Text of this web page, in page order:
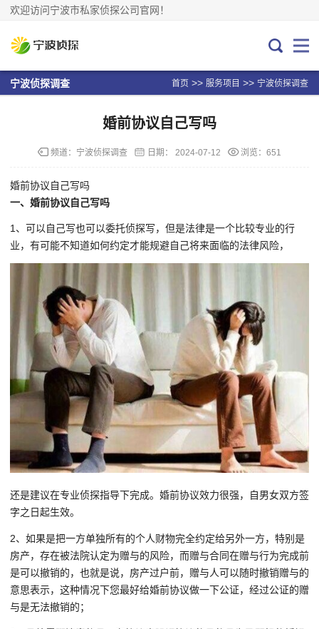
欢迎访问宁波市私家侦探公司官网！
首页 >> 服务项目 >> 宁波侦探调查
宁波侦探调查
婚前协议自己写吗
频道： 宁波侦探调查 日期： 2024-07-12 浏览：651
婚前协议自己写吗
一、婚前协议自己写吗
1、可以自己写也可以委托侦探写，但是法律是一个比较专业的行
业，有可能不知道如何约定才能规避自己将来面临的法律风险，
还是建议在专业侦探指导下完成。婚前协议效力很强，自男女双方签
字之日起生效。
2、如果是把一方单独所有的个人财物完全约定给另外一方，特别是
房产，存在被法院认定为赠与的风险，而赠与合同在赠与行为完成前
是可以撤销的，也就是说，房产过户前，赠与人可以随时撤销赠与的
意思表示，这种情况下您最好给婚前协议做一下公证，经过公证的赠
与是无法撤销的；